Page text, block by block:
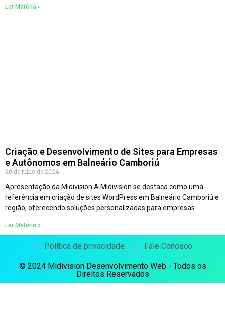
Ler Matéria »
Criação e Desenvolvimento de Sites para Empresas
e Autônomos em Balneário Camboriú
20 de julho de 2024
Apresentação da Midivision A Midivision se destaca como uma
referência em criação de sites WordPress em Balneário Camboriú e
região, oferecendo soluções personalizadas para empresas
Ler Matéria »
Política de privacidade Fale Conosco
© 2024 Midivision Desenvolvimento Web - Todos os
Direitos Reservados